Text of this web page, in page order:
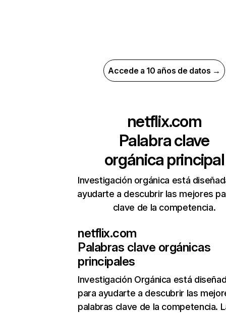
Accede a 10 años de datos →
netflix.com
Palabra clave
orgánica principal
Investigación orgánica está
ayudarte a descubrir las mejores
clave de la competencia.
netflix.com
Palabras clave orgánicas
principales
Investigación Orgánica está
para ayudarte a descubrir las
palabras clave de la competencia.